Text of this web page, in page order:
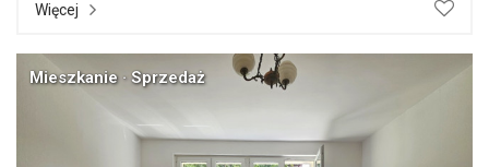
Więcej
Mieszkanie · Sprzedaż